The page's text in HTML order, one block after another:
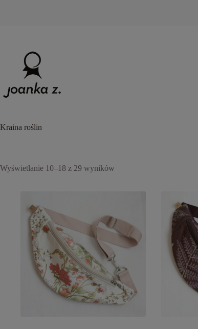
Kraina roślin
Wyświetlanie 10–18 z 29 wyników